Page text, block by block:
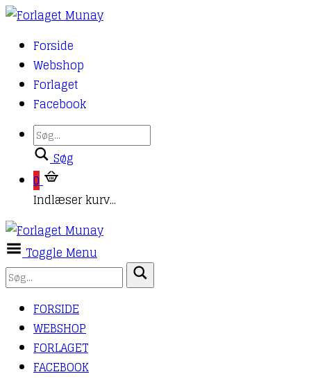
Forside
Webshop
Forlaget
Facebook
Søg
0
Indlæser kurv...
Toggle Menu
FORSIDE
WEBSHOP
FORLAGET
FACEBOOK